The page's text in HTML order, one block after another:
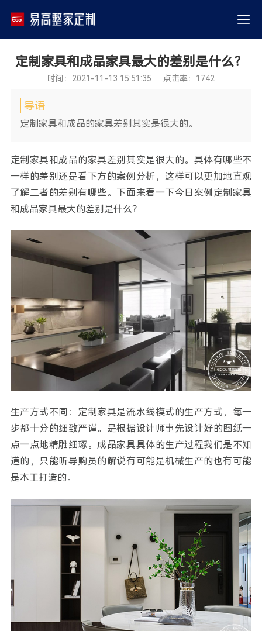
定制家具和成品家具最大的差别是什么？
时间：2021-11-13 15:51:35 点击率：1742
导语
​定制家具和成品的家具差别其实是很大的。
定制家具和成品的家具差别其实是很大的。具体有哪些不
一样的差别还是看下方的案例分析，这样可以更加地直观
了解二者的差别有哪些。下面来看一下今日案例定制家具
和成品家具最大的差别是什么？
生产方式不同：定制家具是流水线模式的生产方式，每一
步都十分的细致严谨。是根据设计师事先设计好的图纸一
点一点地精雕细琢。成品家具具体的生产过程我们是不知
道的，只能听导购员的解说有可能是机械生产的也有可能
是木工打造的。